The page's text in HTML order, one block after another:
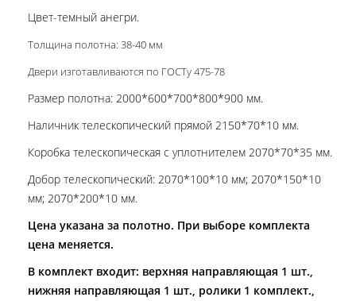
Цвет-темный анегри.
Толщина полотна: 38-40 мм
Двери изготавливаются по ГОСТу 475-78
Размер полотна: 2000*600*700*800*900 мм.
Наличник телескопический прямой 2150*70*10 мм.
Коробка телескопическая с уплотнителем 2070*70*35 мм.
Добор телескопический: 2070*100*10 мм; 2070*150*10
мм; 2070*200*10 мм.
Цена указана за полотно. При выборе комплекта
цена меняется.
В комплект входит: верхняя направляющая 1 шт.,
нижняя направляющая 1 шт., ролики 1 комплект.,